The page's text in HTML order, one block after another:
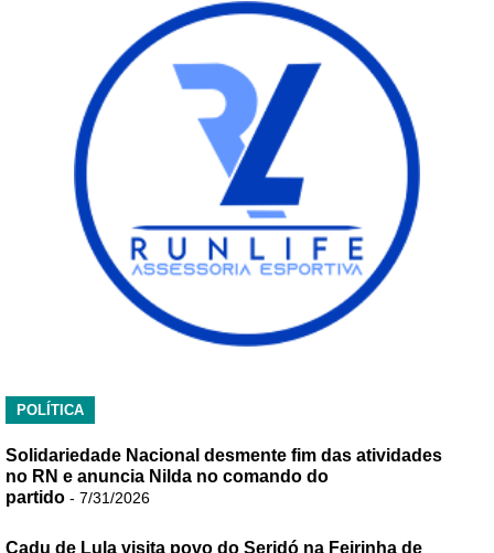
POLÍTICA
Solidariedade Nacional desmente fim das atividades
no RN e anuncia Nilda no comando do
partido - 7/31/2026
Cadu de Lula visita povo do Seridó na Feirinha de